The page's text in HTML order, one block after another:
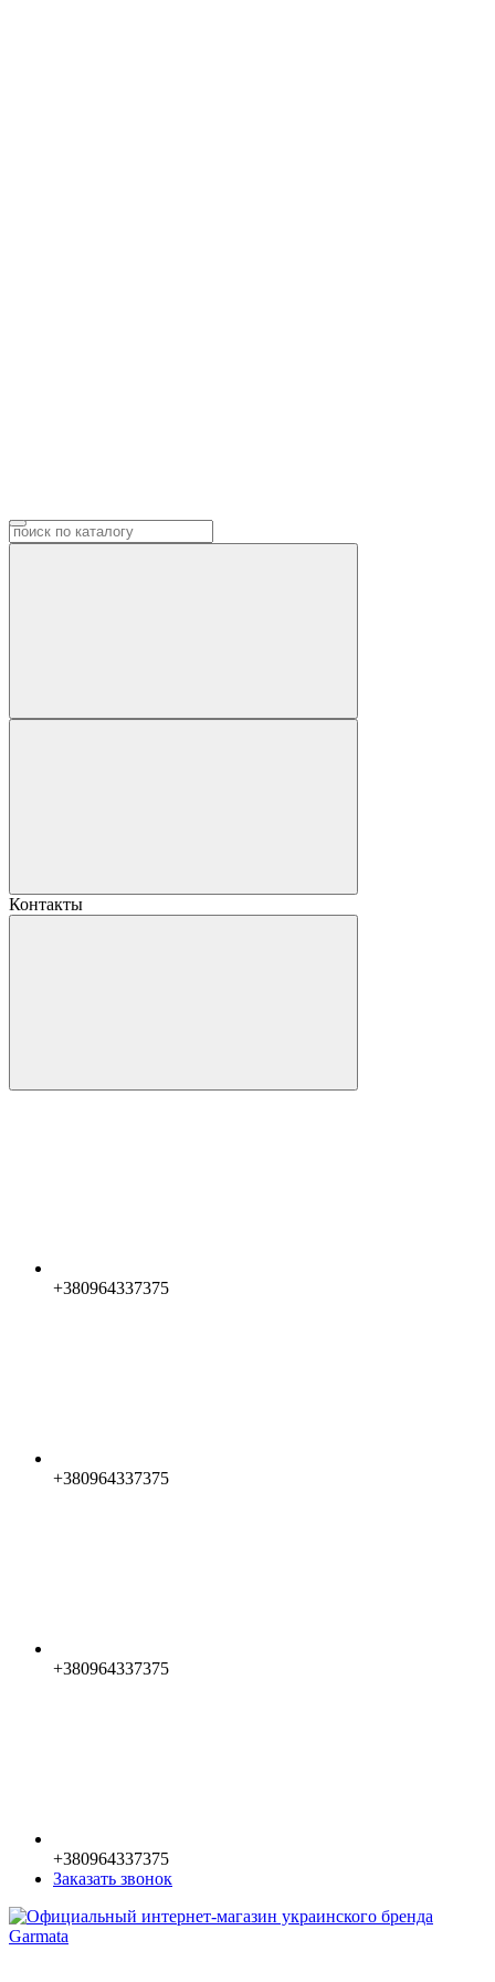
Контакты
+380964337375
+380964337375
+380964337375
+380964337375
Заказать звонок